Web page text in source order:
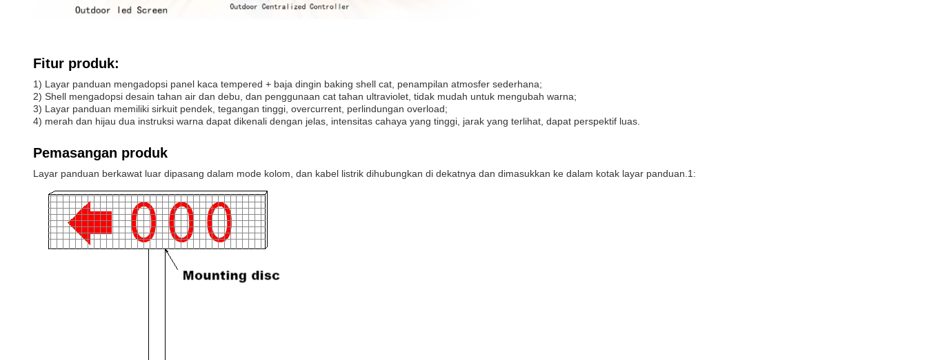
Fitur produk:
1) Layar panduan mengadopsi panel kaca tempered + baja dingin baking shell cat, penampilan atmosfer sederhana;
2) Shell mengadopsi desain tahan air dan debu, dan penggunaan cat tahan ultraviolet, tidak mudah untuk mengubah warna;
3) Layar panduan memiliki sirkuit pendek, tegangan tinggi, overcurrent, perlindungan overload;
4) merah dan hijau dua instruksi warna dapat dikenali dengan jelas, intensitas cahaya yang tinggi, jarak yang terlihat, dapat perspektif luas.
Pemasangan produk
Layar panduan berkawat luar dipasang dalam mode kolom, dan kabel listrik dihubungkan di dekatnya dan dimasukkan ke dalam kotak layar panduan.1: